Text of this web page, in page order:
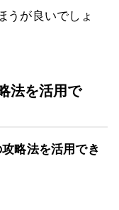
うが良いでしょ
法を活用で
略法を活用でき